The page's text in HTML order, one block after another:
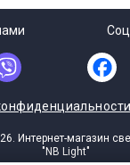
Интернет-магазин
"NB Light"